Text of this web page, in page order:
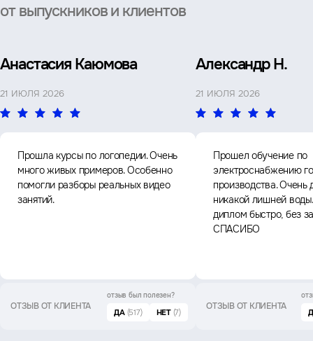
от выпускников и клиентов
Анастасия Каюмова
21 ИЮЛЯ 2026
Прошла курсы по логопедии. Очень
много живых примеров. Особенно
помогли разборы реальных видео
занятий.
ОТЗЫВ ОТ КЛИЕНТА
отзыв был полезен?
ДА (517) НЕТ (7)
Александр Н.
21 ИЮЛЯ 2026
Прошел обучение по
электроснабжению
производства. Очень
никакой лишней
диплом быстро, без
СПАСИБО
ОТЗЫВ ОТ КЛИЕНТА